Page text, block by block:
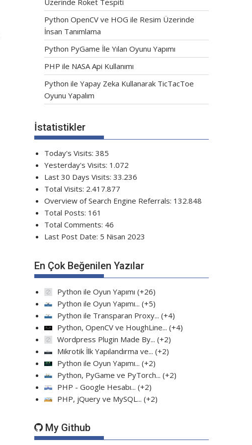
Python OpenCV ve HOG ile Resim Üzerinde
İnsan Tanımlama
Python PyGame İle Yılan Oyunu Yapımı
PHP ile NASA Api Kullanımı
Python ile Yapay Zeka Kullanarak TicTacToe
Oyunu Yapalım
İstatistikler
Today's Visits: 385
Yesterday's Visits: 1.072
Last 30 Days Visits: 33.236
Total Visits: 2.417.877
Overview of Search Engine Referrals: 132.848
Total Posts: 161
Total Comments: 46
Last Post Date: 5 Nisan 2023
En Çok Beğenilen Yazılar
Python ile Oyun Yapımı +26
Python ile Oyun Yapımı... +5
Python ile Transparan Proxy... +4
Python, OpenCV ve HoughLine... +4
Wordpress Plugin Made By... +2
Mikrotik İlk Yapılandırma ve... +2
Python ile Oyun Yapımı... +2
Python, PyGame ve PyTorch... +2
PHP - Google Hesabı... +2
PHP, jQuery ve MySQL... +2
My Github